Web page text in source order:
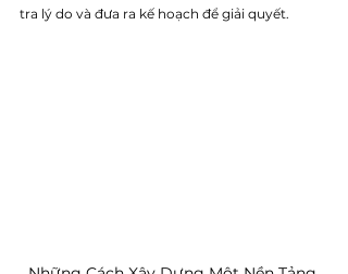
tra lý do và đưa ra kế hoạch để giải quyết.